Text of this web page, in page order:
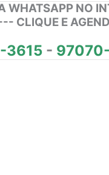
WHATSAPP NO
CLIQUE E
3615 -